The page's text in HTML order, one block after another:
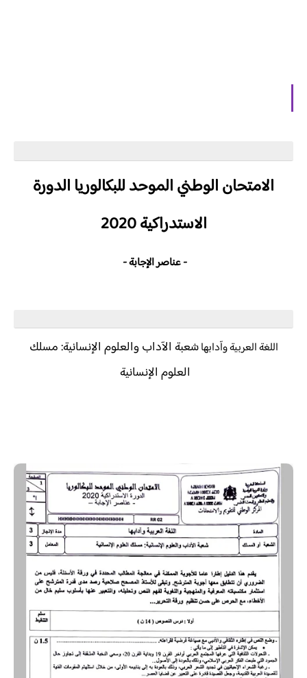
الامتحان الوطني الموحد للبكالورياالدورة
الاستدراكية 2020
- عناصر الإجابة -
اللغة العربية وآدابهاشعبة الآداب والعلوم الإنسانية: مسلك
العلوم الإنسانية